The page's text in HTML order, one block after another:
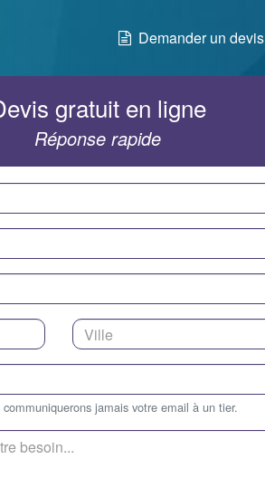
Demander un devis
gratuit en ligne
Réponse rapide
communiquerons jamais votre email à un tier.